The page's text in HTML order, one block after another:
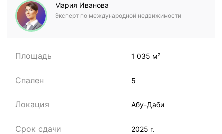
Мария Иванова
Эксперт по международной недвижимости
Площадь 1 035 м²
Спален 5
Локация Абу-Даби
Срок сдачи 2025 г.